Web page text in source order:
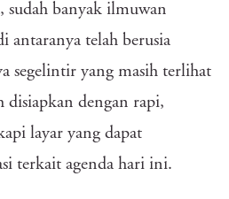
sudah banyak ilmuwan
antaranya telah berusia
segelintir yang masih terlihat
disiapkan dengan rapi,
layar yang dapat
terkait agenda hari ini.